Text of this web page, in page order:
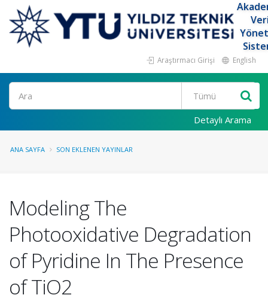
Araştırmacı Girişi English
Ara
Detaylı Arama
ANA SAYFA SON EKLENEN YAYINLAR
Modeling The
Photooxidative Degradation
of Pyridine In The Presence
of TiO2